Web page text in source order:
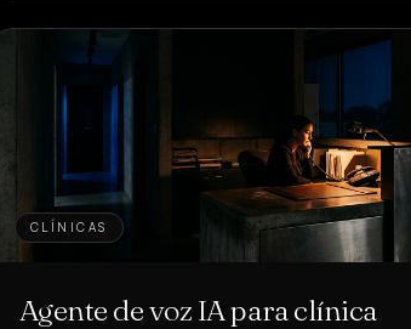
CLÍNICAS
Agente de voz IA para clínica